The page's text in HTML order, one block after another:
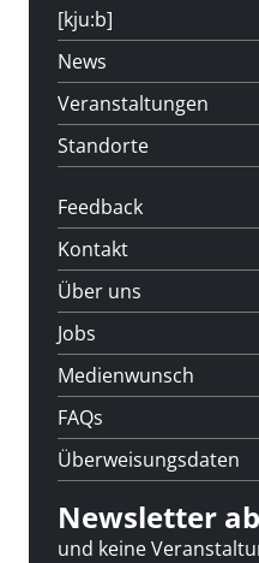
[kju:b]
News
Veranstaltungen
Standorte
Feedback
Kontakt
Über uns
Jobs
Medienwunsch
FAQs
Überweisungsdaten
Newsletter
und keine